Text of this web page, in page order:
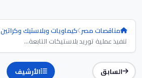
مناقصات مصر كيماويات وبلاستيك وكراتين
تنفيذ عملية توريد بلاستيكات التابعة...
السابق الأرشيف